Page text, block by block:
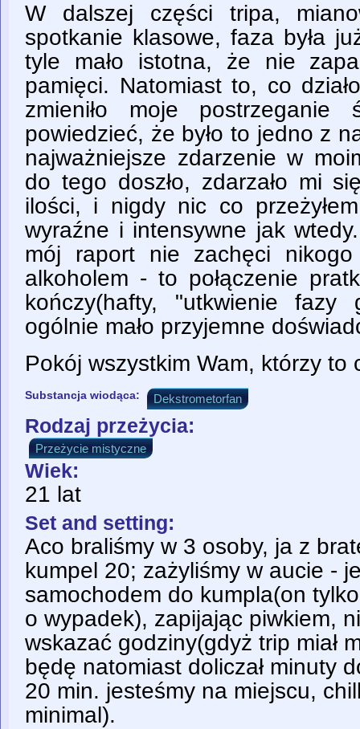
W dalszej części tripa,
spotkanie klasowe, faza była
tyle mało istotna, że nie
pamięci. Natomiast to, co
zmieniło moje postrzeganie
powiedzieć, że było to jedno z
najważniejsze zdarzenie w
do tego doszło, zdarzało mi
ilości, i nigdy nic co
wyraźne i intensywne jak
mój raport nie zachęci
alkoholem - to połączenie
kończy(hafty, "utkwienie fazy
ogólnie mało przyjemne
Pokój wszystkim Wam, którzy to
Substancja wiodąca: Dekstrometorfan
Rodzaj przeżycia:
Przeżycie mistyczne
Wiek:
21 lat
Set and setting:
Aco braliśmy w 3 osoby, ja z
kumpel 20; zażyliśmy w aucie -
samochodem do kumpla(on
o wypadek), zapijając piwkiem,
wskazać godziny(gdyż trip miał
będę natomiast doliczał minuty
20 min. jesteśmy na miejscu,
minimal).